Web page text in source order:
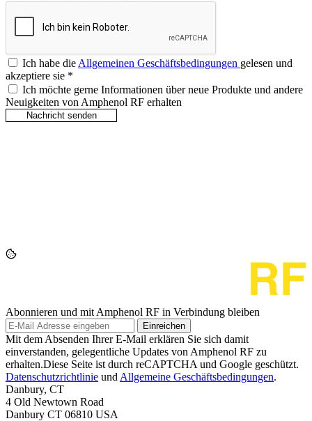
Ich habe die Allgemeinen Geschäftsbedingungen gelesen und
akzeptiere sie *
Ich möchte gerne Informationen über neue Produkte und andere
Neuigkeiten von Amphenol RF erhalten
Abonnieren und mit Amphenol RF in Verbindung bleiben
Einreichen
Mit dem Absenden Ihrer E-Mail erklären Sie sich damit
einverstanden, gelegentliche Updates von Amphenol RF zu
erhalten.Diese Seite ist durch reCAPTCHA und Google geschützt.
Datenschutzrichtlinie und Allgemeine Geschäftsbedingungen.
Danbury, CT
4 Old Newtown Road
Danbury CT 06810 USA